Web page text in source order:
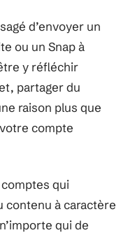
d’envoyer un
ou un Snap à
y réfléchir
partager du
raison plus que
votre compte
qui
contenu à caractère
qui de